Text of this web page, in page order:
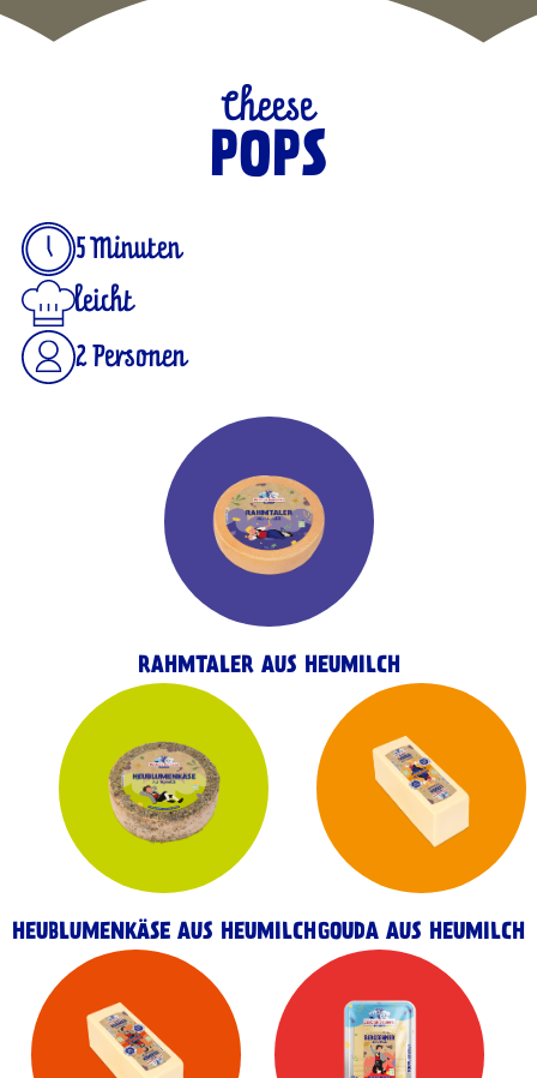
Cheese
POPS
5 Minuten
leicht
2 Personen
RAHMTALER AUS HEUMILCH
HEUBLUMENKÄSE AUS HEUMILCHGOUDA AUS HEUMILCH